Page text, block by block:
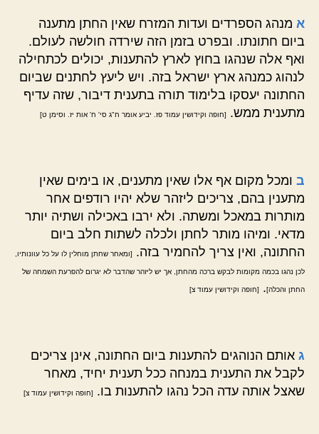
א מנהג הספרדים ועדות המזרח שאין החתן מתענה
ביום חתונתו. ובפרט בזמן הזה שירדה חולשה לעולם.
ואף אלה שנהגו בחוץ לארץ להתענות, יכולים לכתחילה
לנהוג כמנהג ארץ ישראל בזה. ויש ליעץ לחתנים שביום
החתונה יעסקו בלימוד תורה בתענית דיבור, שזה עדיף
מתענית ממש.
[חופה וקידושין עמוד פז. יביע אומר ח"ג סי' ח' אות יז. וסימן ט]
ב ומכל מקום אף אלו שאין מתענים, או בימים שאין
מתענין בהם, צריכים ליזהר שלא יהיו רודפים אחר
מותרות במאכל ומשתה. ולא ירבו באכילה ושתיה יותר
מדאי. ומיהו מותר לחתן ולכלה לשתות חלב ביום
החתונה, ואין צריך להחמיר בזה.
[ומאחר שחתן מוחלין לו על כל עוונותיו,
לכן נהגו בכמה מקומות לבקש ברכה מהחתן, אך יש ליזהר שהדבר לא יגרום להפרעת השמחה של
החתן והכלה]. [חופה וקידושין עמוד צ]
ג אותם הנוהגים להתענות ביום החתונה, אינן צריכים
לקבל את התענית במנחה ככל תענית יחיד, מאחר
שאצל אותה עדה הכל נהגו להתענות בו.
[חופה וקידושין עמוד צ]